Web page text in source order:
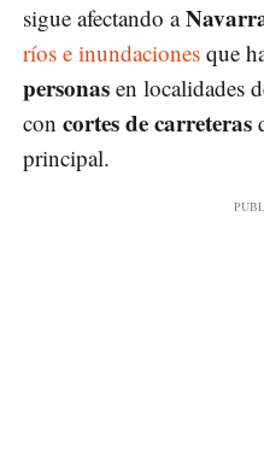
sigue afectando a
ríos e inundaciones que
personas en localidades
con cortes de carreteras
principal.